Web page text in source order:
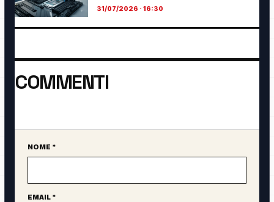
31/07/2026 · 16:30
COMMENTI
Sito web
NOME *
EMAIL *